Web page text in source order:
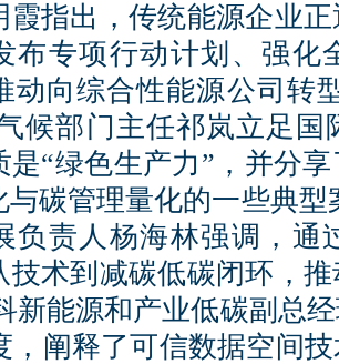
霞指出，传统能源企业
布专项行动计划、强化
动向综合性能源公司转
候部门主任祁岚立足国
是“绿色生产力”，并分
与碳管理量化的一些典
负责人杨海林强调，通
技术到减碳低碳闭环，
新能源和产业低碳副总
，阐释了可信数据空间